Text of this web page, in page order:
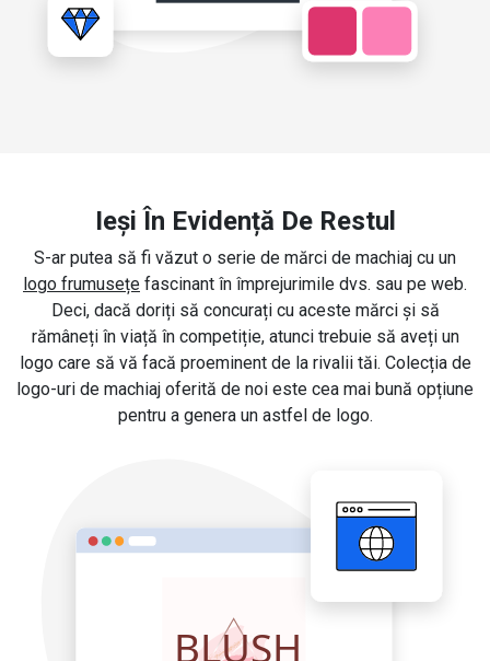
Ieși În Evidență De Restul
S-ar putea să fi văzut o serie de mărci de machiaj cu un
logo frumusețe fascinant în împrejurimile dvs. sau pe web.
Deci, dacă doriți să concurați cu aceste mărci și să
rămâneți în viață în competiție, atunci trebuie să aveți un
logo care să vă facă proeminent de la rivalii tăi. Colecția de
logo-uri de machiaj oferită de noi este cea mai bună opțiune
pentru a genera un astfel de logo.